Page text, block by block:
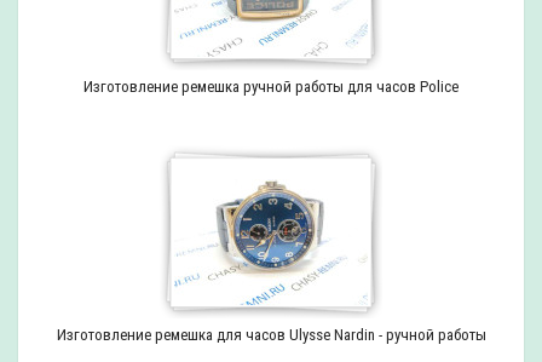
Изготовление ремешка ручной работы для часов Police
Изготовление ремешка для часов Ulysse Nardin - ручной работы